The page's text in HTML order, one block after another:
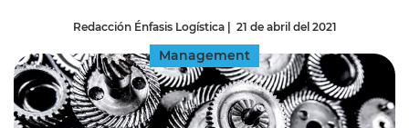
Redacción Énfasis Logística| 21 de abril del 2021
Management